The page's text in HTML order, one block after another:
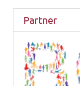
Partner